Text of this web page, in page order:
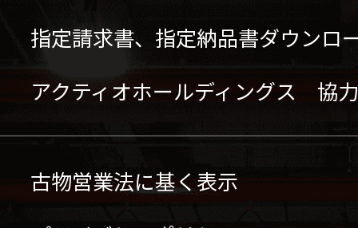
指定請求書、指定納品書ダウンロ
アクティオホールディングス 協
古物営業法に基く表示